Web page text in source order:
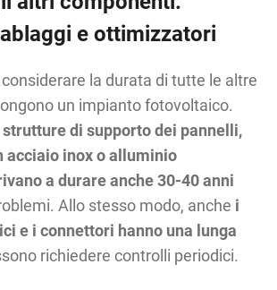
e ottimizzatori
la durata di tutte le altre
un impianto fotovoltaico.
strutture di supporto dei pannelli,
acciaio inox o alluminio
a durare anche30-40 anni
Allo stesso modo, anche i
e i connettori hanno una lunga
richiedere controlli periodici.